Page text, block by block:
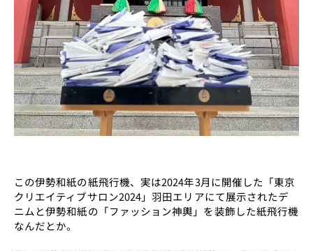
この伊勢和紙の紙飛行機、実は2024年3月に開催した「東京
クリエイティブサロン2024」羽田エリアにて展示されたデ
ニムと伊勢和紙の「ファッション神輿」を装飾した紙飛行機
なんだとか。